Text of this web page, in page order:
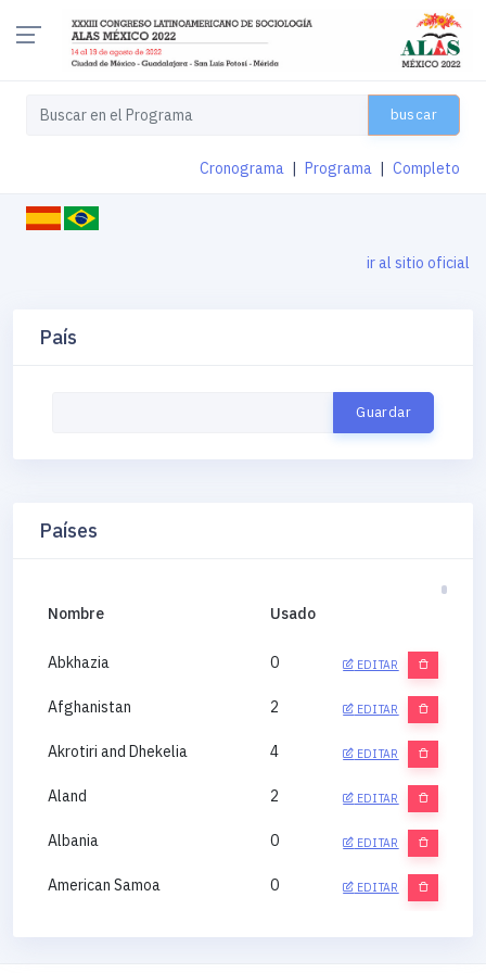
buscar
Cronograma Programa Completo
ir al sitio oficial
País
Países
Nombre Usado
Abkhazia 0 EDITAR
Afghanistan 2 EDITAR
Akrotiri and Dhekelia 4 EDITAR
Aland 2 EDITAR
Albania 0 EDITAR
American Samoa 0 EDITAR